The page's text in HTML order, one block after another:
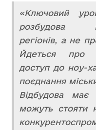
«Ключовий
розбудова
регіонів, а не
Йдеться про
доступ до ноу-
поєднання
Відбудова має
можуть стояти